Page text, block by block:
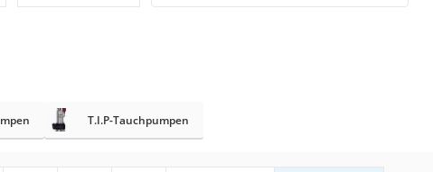
T.I.P-Tauchpumpen